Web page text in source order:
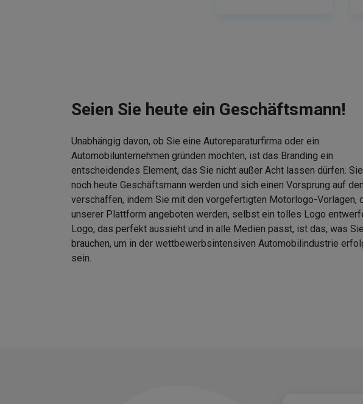
Seien Sie heute ein Geschäftsmann!
Unabhängig davon, ob Sie eine Autoreparaturfirma oder ein
Automobilunternehmen gründen möchten, ist das Branding ein
entscheidendes Element, das Sie nicht außer Acht lassen dürfen.
noch heute Geschäftsmann werden und sich einen Vorsprung auf
verschaffen, indem Sie mit den vorgefertigten Motorlogo-Vorlagen,
unserer Plattform angeboten werden, selbst ein tolles Logo
Logo, das perfekt aussieht und in alle Medien passt, ist das, was Sie
brauchen, um in der wettbewerbsintensiven Automobilindustrie
sein.